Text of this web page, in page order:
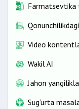
Farmatsevtika
Video
Wakil AI
Jahon
Sug‘urta